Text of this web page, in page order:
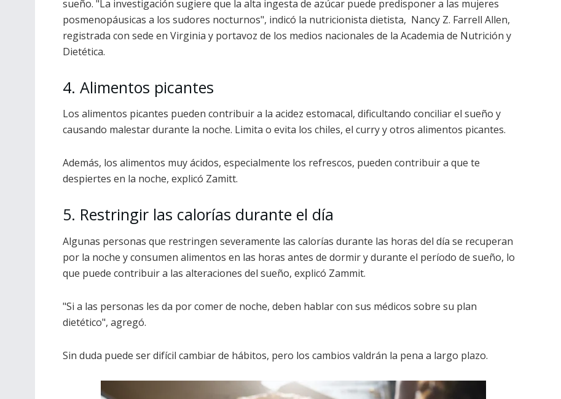
sueño. "La investigación sugiere que la alta ingesta de azúcar puede predisponer a las mujeres
posmenopáusicas a los sudores nocturnos", indicó la nutricionista dietista, Nancy Z. Farrell Allen,
registrada con sede en Virginia y portavoz de los medios nacionales de la Academia de Nutrición y
Dietética.
4. Alimentos picantes
Los alimentos picantes pueden contribuir a la acidez estomacal, dificultando conciliar el sueño y
causando malestar durante la noche. Limita o evita los chiles, el curry y otros alimentos picantes.
Además, los alimentos muy ácidos, especialmente los refrescos, pueden contribuir a que te
despiertes en la noche, explicó Zamitt.
5. Restringir las calorías durante el día
Algunas personas que restringen severamente las calorías durante las horas del día se recuperan
por la noche y consumen alimentos en las horas antes de dormir y durante el período de sueño, lo
que puede contribuir a las alteraciones del sueño, explicó Zammit.
"Si a las personas les da por comer de noche, deben hablar con sus médicos sobre su plan
dietético", agregó.
Sin duda puede ser difícil cambiar de hábitos, pero los cambios valdrán la pena a largo plazo.